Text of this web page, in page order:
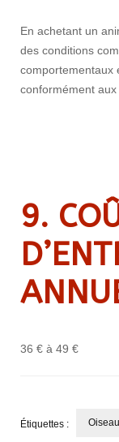
En achetant un
des conditions
comportementaux
conformément
9. CO
36 € à 49 €
Étiquettes :